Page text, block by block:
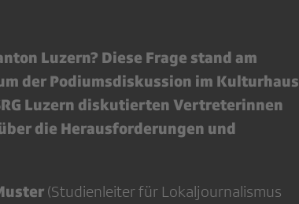
Luzern? Diese Frage stand am
der Podiumsdiskussion im Kulturhaus
Luzern diskutierten Vertreterinnen
die Herausforderungen und
(Studienleiter für Lokaljournalismus